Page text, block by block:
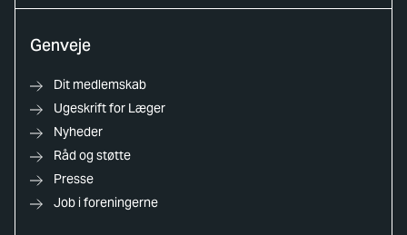
Genveje
Dit medlemskab
Ugeskrift for Læger
Nyheder
Råd og støtte
Presse
Job i foreningerne